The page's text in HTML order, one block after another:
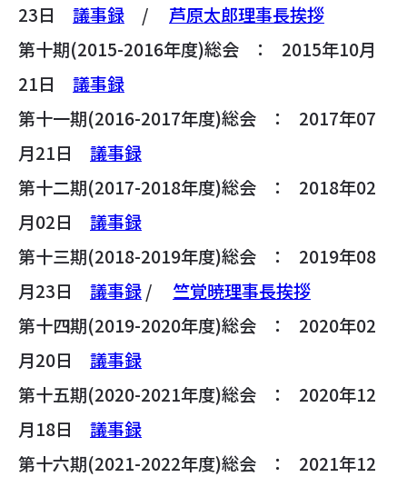
23日 議事録 / 芦原太郎理事長挨拶
第十期(2015-2016年度)総会 ： 2015年10月
21日 議事録
第十一期(2016-2017年度)総会 ： 2017年07
月21日 議事録
第十二期(2017-2018年度)総会 ： 2018年02
月02日 議事録
第十三期(2018-2019年度)総会 ： 2019年08
月23日 議事録/ 竺覚暁理事長挨拶
第十四期(2019-2020年度)総会 ： 2020年02
月20日 議事録
第十五期(2020-2021年度)総会 ： 2020年12
月18日 議事録
第十六期(2021-2022年度)総会 ： 2021年12